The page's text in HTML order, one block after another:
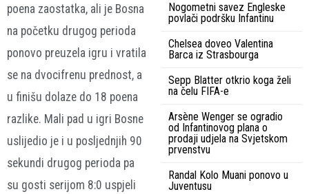
poena zaostatka, ali je Bosna
na početku drugog perioda
ponovo preuzela igru i vratila
se na dvocifrenu prednost, a
u finišu dolaze do 18 poena
razlike. Mali pad u igri Bosne
uslijedio je i u posljednjih 90
sekundi drugog perioda pa
su gosti serijom 8:0 uspjeli
Nogometni savez Engleske
povlači podršku Infantinu
Chelsea doveo Valentina
Barca iz Strasbourga
Sepp Blatter otkrio koga želi
na čelu FIFA-e
Arsène Wenger se ogradio
od Infantinovog plana o
prodaji udjela na Svjetskom
prvenstvu
Randal Kolo Muani ponovo u
Juventusu